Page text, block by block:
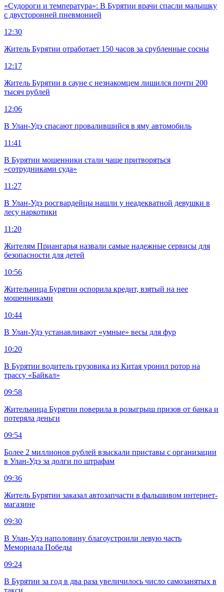
«Судороги и температура»: В Бурятии врачи спасли малышку
с двусторонней пневмонией
12:30
Житель Бурятии отработает 150 часов за срубленные сосны
12:17
Житель Бурятии в сауне с незнакомцем лишился почти 200
тысяч рублей
12:06
В Улан-Удэ спасают провалившийся в яму автомобиль
11:41
В Бурятии мошенники стали чаще притворяться
«сотрудниками суда»
11:27
В Улан-Удэ росгвардейцы нашли у неадекватной девушки в
лесу наркотики
11:20
Жителям Приангарья назвали самые надежные сервисы для
безопасности для детей
10:56
Жительница Бурятии оспорила кредит, взятый на нее
мошенниками
10:44
В Улан-Удэ устанавливают «умные» весы для фур
10:20
В Бурятии водитель грузовика из Китая уронил ротор на
трассу «Байкал»
09:58
Жительница Бурятии поверила в розыгрыш призов от банка и
потеряла деньги
09:54
Более 2 миллионов рублей взыскали приставы с организации
в Улан-Удэ за долги по штрафам
09:36
Житель Бурятии заказал автозапчасти в фальшивом интернет-
магазине
09:30
В Улан-Удэ наполовину благоустроили левую часть
Мемориала Победы
09:24
В Бурятии за год в два раза увеличилось число самозанятых в
такси